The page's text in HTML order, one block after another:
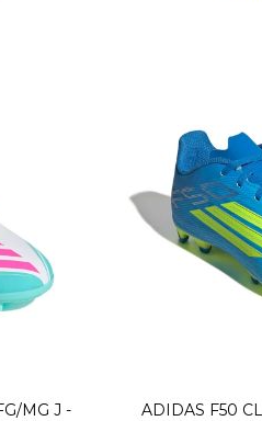
MG J -
ADIDAS F50